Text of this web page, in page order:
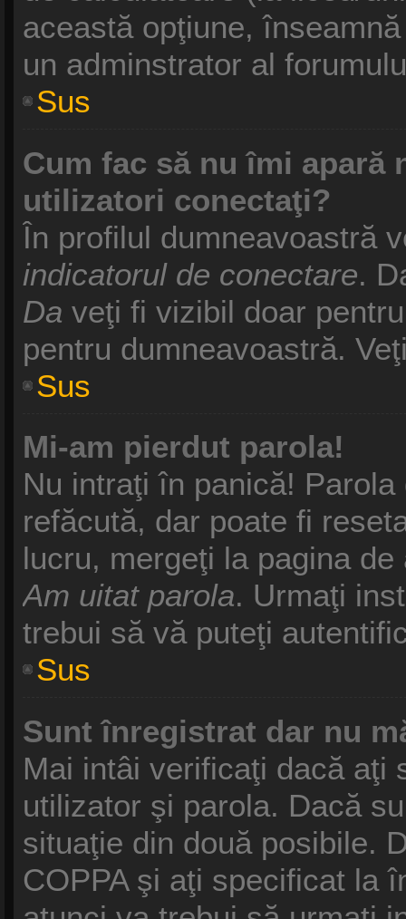
această opţiune,
un adminstrator al
Sus
Cum fac să nu îmi
utilizatori conectaţi?
În profilul dumneavoastră
indicatorul de conectare.
Da veţi fi vizibil doar
pentru dumneavoastră.
Sus
Mi-am pierdut parola!
Nu intraţi în panică!
refăcută, dar poate fi
lucru, mergeţi la pagina
Am uitat parola. Urmaţi
trebui să vă puteţi
Sus
Sunt înregistrat dar nu
Mai intâi verificaţi dacă aţi
utilizator şi parola. Dacă
situaţie din două posibile.
COPPA şi aţi specificat la